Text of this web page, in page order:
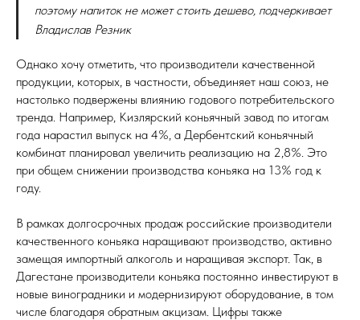
поэтому напиток не может стоить дешево, подчеркивает
Владислав Резник
Однако хочу отметить, что производители качественной
продукции, которых, в частности, объединяет наш союз, не
настолько подвержены влиянию годового потребительского
тренда. Например, Кизлярский коньячный завод по итогам
года нарастил выпуск на 4%, а Дербентский коньячный
комбинат планировал увеличить реализацию на 2,8%. Это
при общем снижении производства коньяка на 13% год к
году.
В рамках долгосрочных продаж российские производители
качественного коньяка наращивают производство, активно
замещая импортный алкоголь и наращивая экспорт. Так, в
Дагестане производители коньяка постоянно инвестируют в
новые виноградники и модернизируют оборудование, в том
числе благодаря обратным акцизам. Цифры также